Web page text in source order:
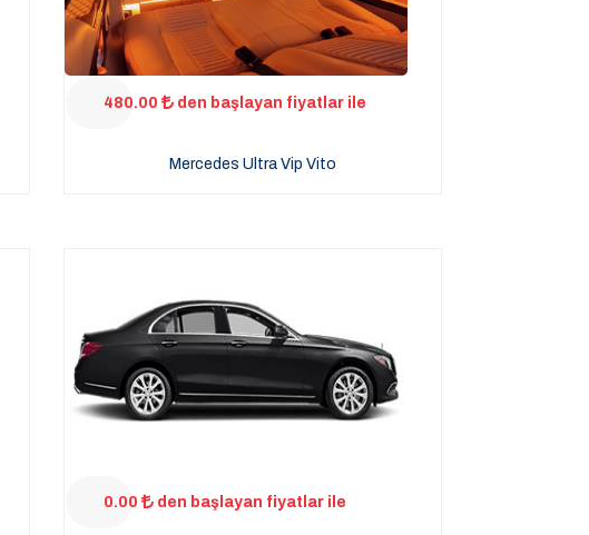
480.00 den başlayan fiyatlar ile
Mercedes Ultra Vip Vito
0.00 den başlayan fiyatlar ile